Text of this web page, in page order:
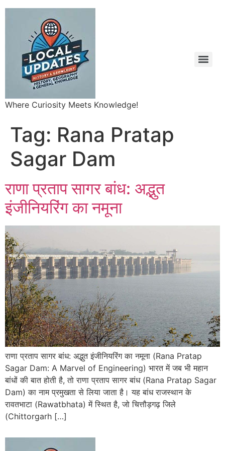
Where Curiosity Meets Knowledge!
Tag: Rana Pratap
Sagar Dam
राणा प्रताप सागर बांध: अद्भुत
इंजीनियरिंग का नमूना
राणा प्रताप सागर बांध: अद्भुत इंजीनियरिंग का नमूना (Rana Pratap
Sagar Dam: A Marvel of Engineering) भारत में जब भी महान
बांधों की बात होती है, तो राणा प्रताप सागर बांध (Rana Pratap Sagar
Dam) का नाम प्रमुखता से लिया जाता है। यह बांध राजस्थान के
रावतभाटा (Rawatbhata) में स्थित है, जो चित्तौड़गढ़ जिले
(Chittorgarh […]